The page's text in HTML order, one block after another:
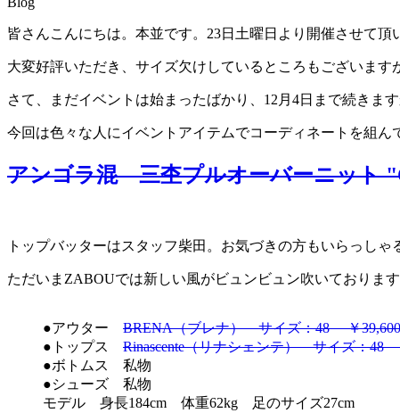
皆さんこんにちは。本並です。23日土曜日より開催させて頂
大変好評いただき、サイズ欠けしているところもございま
さて、まだイベントは始まったばかり、12月4日まで続きます
今回は色々な人にイベントアイテムでコーディネートを組ん
アンゴラ混 三杢プルオーバーニット
トップバッターはスタッフ柴田。お気づきの方もいらっし
ただいまZABOUでは新しい風がビュンビュン吹いております
●アウター BRENA（ブレナ） サイズ：48 ￥
●トップス Rinascente（リナシェンテ） サイズ：48
●ボトムス 私物
●シューズ 私物
モデル 身長184cm 体重62kg 足のサイズ27cm